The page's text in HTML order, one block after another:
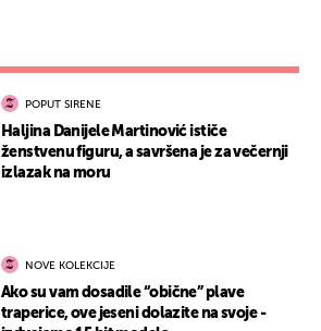
POPUT SIRENE
Haljina Danijele Martinović ističe
ženstvenu figuru, a savršena je za večernji
izlazak na moru
NOVE KOLEKCIJE
Ako su vam dosadile “obične” plave
traperice, ove jeseni dolazite na svoje -